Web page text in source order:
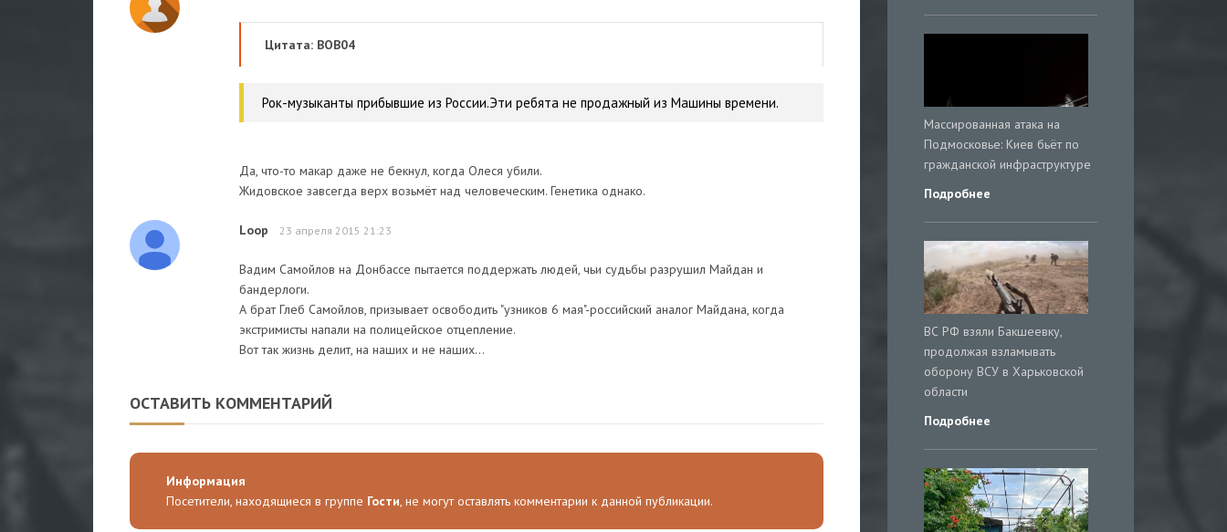
Цитата: BOB04
Рок-музыканты прибывшие из России.Эти ребята не продажный из Машины времени.
Да, что-то макар даже не бекнул, когда Олеся убили.
Жидовское завсегда верх возьмёт над человеческим. Генетика однако.
Loop 23 апреля 2015 21:23
Вадим Самойлов на Донбассе пытается поддержать людей, чьи судьбы разрушил Майдан и
бандерлоги.
А брат Глеб Самойлов, призывает освободить "узников 6 мая"-российский аналог Майдана, когда
экстримисты напали на полицейское отцепление.
Вот так жизнь делит, на наших и не наших...
ОСТАВИТЬ КОММЕНТАРИЙ
Информация
Посетители, находящиеся в группе Гости, не могут оставлять комментарии к данной публикации.
Массированная атака на
Подмосковье: Киев бьёт по
гражданской инфраструктуре
Подробнее
ВС РФ взяли Бакшеевку,
продолжая взламывать
оборону ВСУ в Харьковской
области
Подробнее